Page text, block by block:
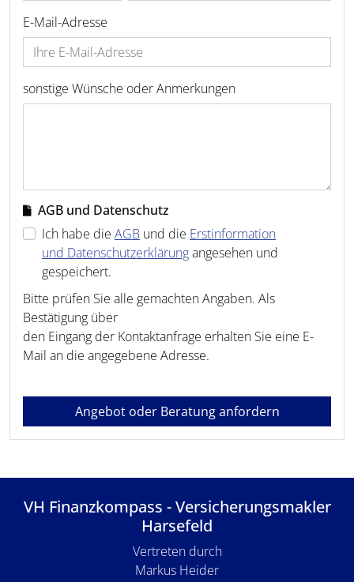
E-Mail-Adresse
sonstige Wünsche oder Anmerkungen
AGB und Datenschutz
Ich habe die AGB und die Erstinformation
und Datenschutzerklärungangesehen und
gespeichert.
Bitte prüfen Sie alle gemachten Angaben. Als
Bestätigung über
den Eingang der Kontaktanfrage erhalten Sie eine E-
Mail an die angegebene Adresse.
Angebot oder Beratung anfordern
VH Finanzkompass - Versicherungsmakler
Harsefeld
Vertreten durch
Markus Heider